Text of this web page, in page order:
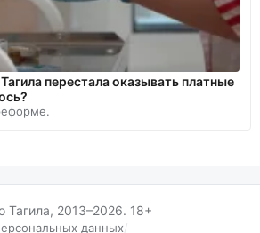
перестала оказывать платные
Тагила, 2013–2026. 18+
данных/